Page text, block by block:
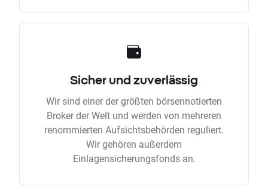
Sicher und zuverlässig
Wir sind einer der größten börsennotierten
Broker der Welt und werden von mehreren
renommierten Aufsichtsbehörden reguliert.
Wir gehören außerdem
Einlagensicherungsfonds an.